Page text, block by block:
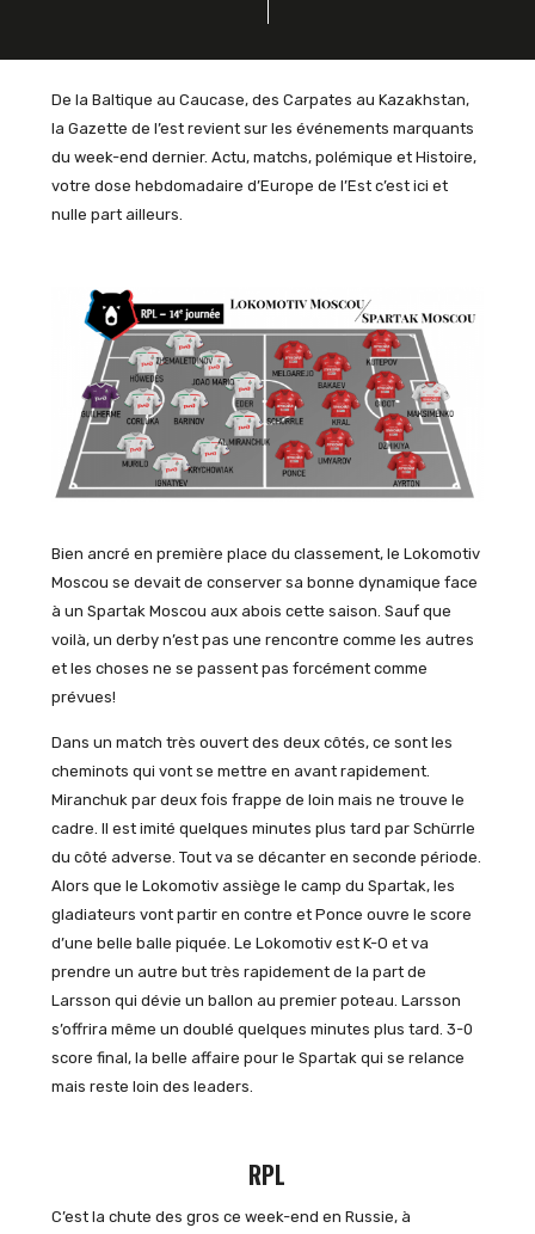
De la Baltique au Caucase, des Carpates au Kazakhstan,
la Gazette de l’est revient sur les événements marquants
du week-end dernier. Actu, matchs, polémique et Histoire,
votre dose hebdomadaire d’Europe de l’Est c’est ici et
nulle part ailleurs.
Bien ancré en première place du classement, le Lokomotiv
Moscou se devait de conserver sa bonne dynamique face
à un Spartak Moscou aux abois cette saison. Sauf que
voilà, un derby n’est pas une rencontre comme les autres
et les choses ne se passent pas forcément comme
prévues!
Dans un match très ouvert des deux côtés, ce sont les
cheminots qui vont se mettre en avant rapidement.
Miranchuk par deux fois frappe de loin mais ne trouve le
cadre. Il est imité quelques minutes plus tard par Schürrle
du côté adverse. Tout va se décanter en seconde période.
Alors que le Lokomotiv assiège le camp du Spartak, les
gladiateurs vont partir en contre et Ponce ouvre le score
d’une belle balle piquée. Le Lokomotiv est K-O et va
prendre un autre but très rapidement de la part de
Larsson qui dévie un ballon au premier poteau. Larsson
s’offrira même un doublé quelques minutes plus tard. 3-0
score final, la belle affaire pour le Spartak qui se relance
mais reste loin des leaders.
RPL
C’est la chute des gros ce week-end en Russie, à